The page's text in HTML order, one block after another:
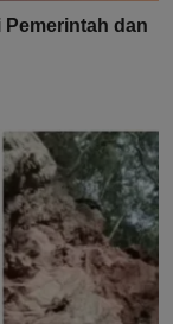
Pemerintah dan